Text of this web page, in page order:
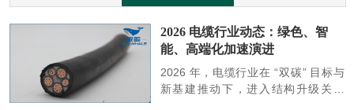
2026 电缆行业动态：绿色、智
能、高端化加速演进
2026 年，电缆行业在 “双碳” 目标与
新基建推动下，进入结构升级关键